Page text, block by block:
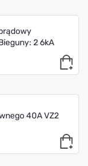
2 6kA
40A VZ2